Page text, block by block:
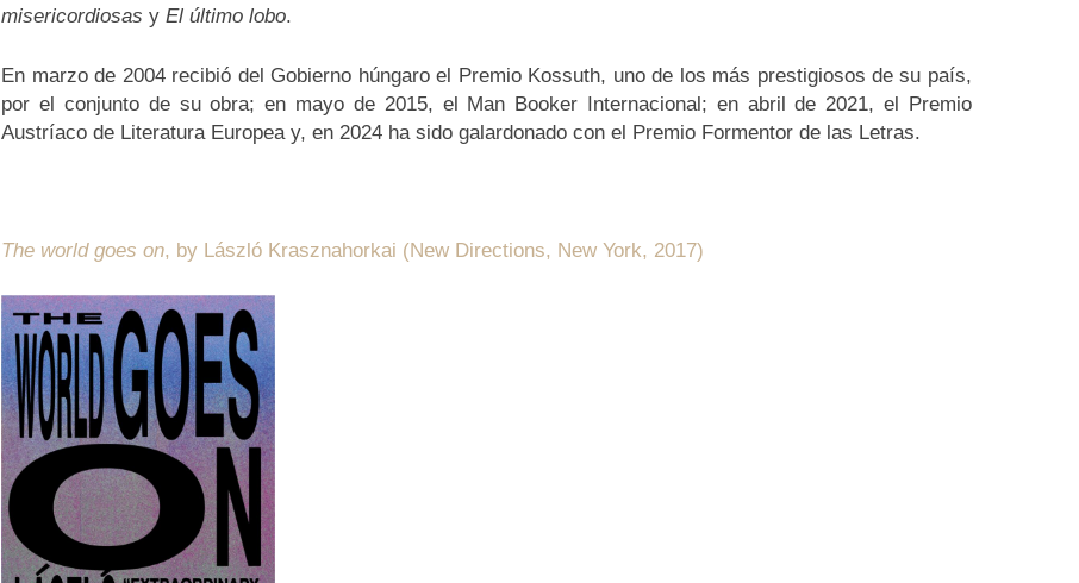
misericordiosas yEl último lobo.
En marzo de 2004 recibió del Gobierno húngaro el Premio Kossuth, uno de los más prestigiosos de su país,
por el conjunto de su obra; en mayo de 2015, el Man Booker Internacional; en abril de 2021, el Premio
Austríaco de Literatura Europea y, en 2024 ha sido galardonado con el Premio Formentor de las Letras.
The world goes on, by László Krasznahorkai (New Directions, New York, 2017)